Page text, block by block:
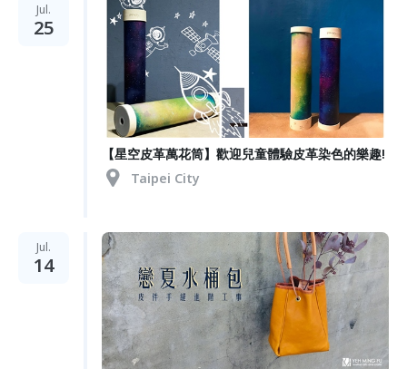
Jul.
25
【星空皮革萬花筒】歡迎兒童體驗皮革染色的樂趣!
Taipei City
Jul.
14